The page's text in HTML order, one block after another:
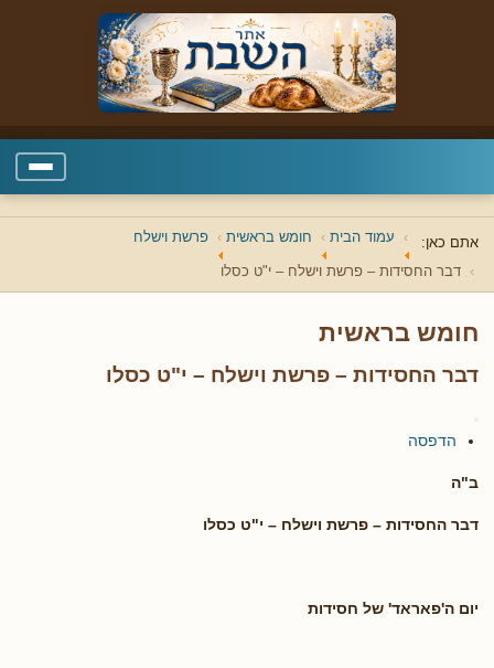
אתם כאן: עמוד הבית חומש בראשית פרשת וישלח
דבר החסידות – פרשת וישלח – י"ט כסלו
חומש בראשית
דבר החסידות – פרשת וישלח – י"ט כסלו
הדפסה
ב"ה
דבר החסידות – פרשת וישלח – י"ט כסלו
יום ה'פאראד' של חסידות